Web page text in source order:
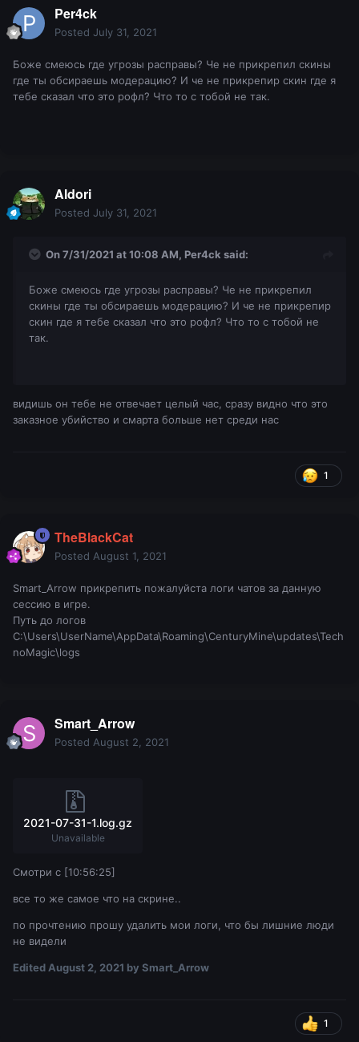
Per4ck
Posted July 31, 2021
Боже смеюсь где угрозы расправы? Че не прикрепил скины
где ты обсираешь модерацию? И че не прикрепир скин где я
тебе сказал что это рофл? Что то с тобой не так.
Aldori
Posted July 31, 2021
On 7/31/2021 at 10:08 AM, Per4cksaid:
Боже смеюсь где угрозы расправы? Че не прикрепил
скины где ты обсираешь модерацию? И че не прикрепир
скин где я тебе сказал что это рофл? Что то с тобой не
так.
видишь он тебе не отвечает целый час, сразу видно что это
заказное убийство и смарта больше нет среди нас
1
TheBlackCat
Posted August 1, 2021
Smart_Arrow прикрепить пожалуйста логи чатов за данную
сессию в игре.
Путь до логов
C:\Users\UserName\AppData\Roaming\CenturyMine\updates\Tech
noMagic\logs
Smart_Arrow
Posted August 2, 2021
2021-07-31-1.log.gz
Unavailable
Смотри с [10:56:25]
все то же самое что на скрине..
по прочтению прошу удалить мои логи, что бы лишние люди
не видели
EditedAugust 2, 2021 by Smart_Arrow
1